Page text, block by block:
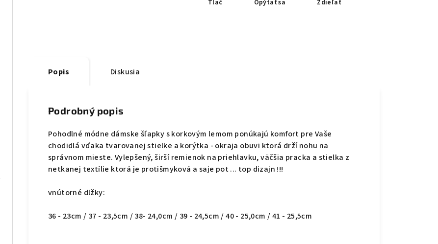
Tlač Opýtať sa Zdieľať
Popis Diskusia
Podrobný popis
Pohodlné módne dámske šľapky s korkovým lemom ponúkajú komfort pre Vaše
chodidlá vďaka tvarovanej stielke a korýtka - okraja obuvi ktorá drží nohu na
správnom mieste. Vylepšený, širší remienok na priehlavku, väčšia pracka a stielka z
netkanej textílie ktorá je protišmyková a saje pot ... top dizajn !!!
vnútorné dlžky:
36 - 23cm / 37 - 23,5cm / 38- 24,0cm / 39 - 24,5cm / 40 - 25,0cm / 41 - 25,5cm